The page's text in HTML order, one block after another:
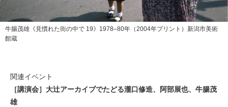
牛腸茂雄《見慣れた街の中で 19》1978–80年（2004年プリント）新潟市美術
館蔵
関連イベント
［講演会］大辻アーカイブでたどる瀧口修造、阿部展也、牛腸茂
雄